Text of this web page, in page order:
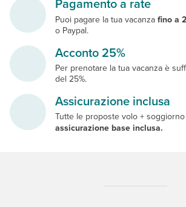
Puoi pagare la tua vacanza fino a
o Paypal.
Acconto 25%
Per prenotare la tua vacanza è
del 25%.
Assicurazione inclusa
Tutte le proposte volo +
assicurazione base inclusa.